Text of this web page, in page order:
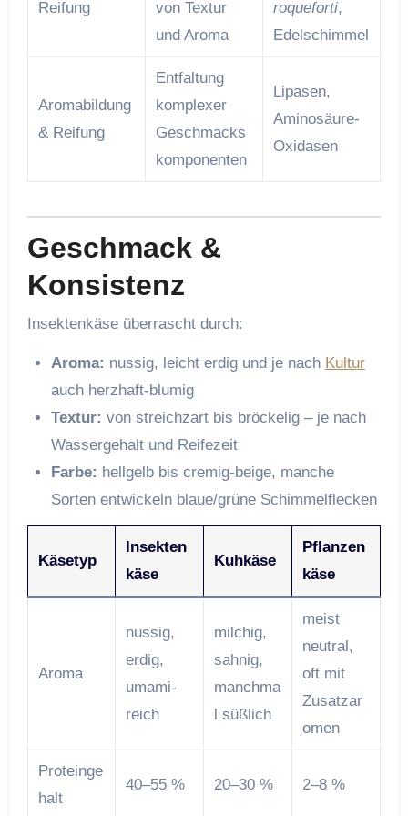
Reifung
von Textur
und Aroma
roqueforti,
Edelschimmel
Aromabildung
& Reifung
Entfaltung
komplexer
Geschmacks
komponenten
Lipasen,
Aminosäure-
Oxidasen
Geschmack &
Konsistenz
Insektenkäse überrascht durch:
Aroma: nussig, leicht erdig und je nach Kultur
auch herzhaft-blumig
Textur: von streichzart bis bröckelig – je nach
Wassergehalt und Reifezeit
Farbe: hellgelb bis cremig-beige, manche
Sorten entwickeln blaue/grüne Schimmelflecken
Käsetyp
Insekten
käse
Kuhkäse
Pflanzen
käse
Aroma
nussig,
erdig,
umami-
reich
milchig,
sahnig,
manchma
l süßlich
meist
neutral,
oft mit
Zusatzar
omen
Proteinge
halt
40–55 % 20–30 % 2–8 %